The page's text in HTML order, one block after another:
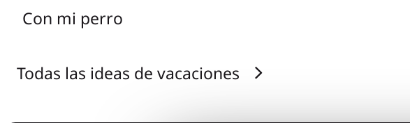
Con mi perro
Todas las ideas de vacaciones